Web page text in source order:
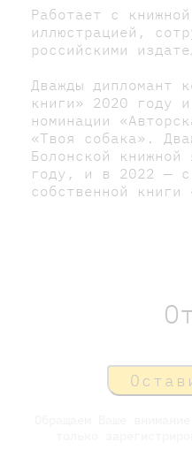
Работает с
иллюстрацией,
российскими
Дважды дипломант
книги» 2020 году
номинации
«Твоя собака».
Болонской
году, и в 2022 — с
собственной книги